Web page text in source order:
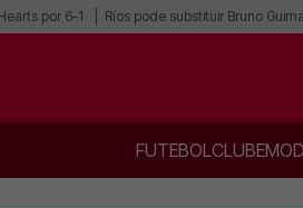
por 6-1 Ríos pode substituir Bruno
FUTEBOLCLUBE